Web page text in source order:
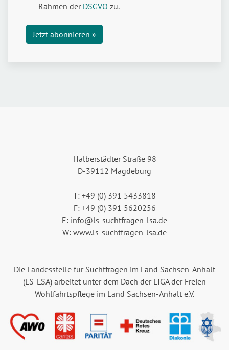
Rahmen der DSGVO zu.
Halberstädter Straße 98
D-39112 Magdeburg
T: +49 (0) 391 5433818
F: +49 (0) 391 5620256
E: info@ls-suchtfragen-lsa.de
W: www.ls-suchtfragen-lsa.de
Die Landesstelle für Suchtfragen im Land Sachsen-Anhalt
(LS-LSA) arbeitet unter dem Dach der LIGA der Freien
Wohlfahrtspflege im Land Sachsen-Anhalt e.V.